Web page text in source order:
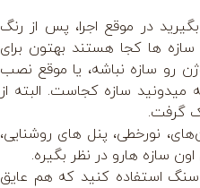
در موقع اجرا، پس از رنگ
سازه ها کجا هستند بهتون برای
رو سازه نباشه، یا موقع نصب
میدونید سازه کجاست. البته از
گرفت.
نورخطی، پنل های روشنایی،
سازه هارو در نظر بگیره.
سنگ استفاده کنید که هم عایق